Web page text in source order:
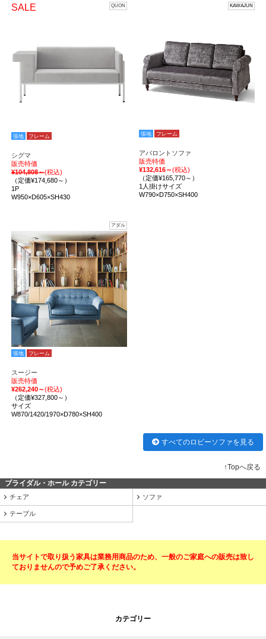
SALE QUON
張地 フレーム
シグマ
販売特価
¥104,808～(税込)
（定価¥174,680～）
1P
W950×D605×SH430
KAWAJUN
張地 フレーム
アバロントソファ
販売特価
¥132,616～(税込)
（定価¥165,770～）
1人掛けサイズ
W790×D750×SH400
アダル
張地 フレーム
スージー
販売特価
¥262,240～(税込)
（定価¥327,800～）
サイズ
W870/1420/1970×D780×SH400
すべてのロビーソファを見る
↑Topへ戻る
ブライダル・ホール カテゴリー
チェア ソファ
テーブル
当サイトで取り扱う家具は業務用商品のため、一般のご家庭への販売は致し
ておりませんので予めご了承ください。
カテゴリー